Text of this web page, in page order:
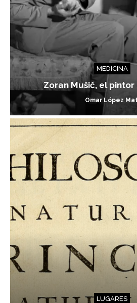
MEDICINA
Zoran Mušič, el pintor
Omar López
LUGARES